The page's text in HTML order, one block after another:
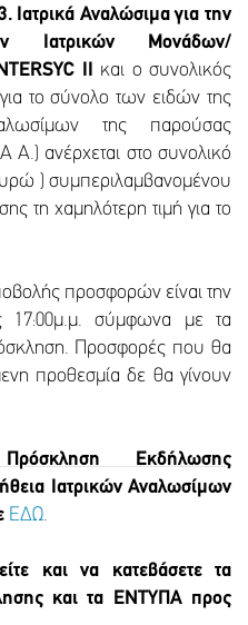
Ιατρικά Αναλώσιμα για την
Ιατρικών Μονάδων/
II και ο συνολικός
το σύνολο των ειδών της
της παρούσας
ανέρχεται στο συνολικό
) συμπεριλαμβανομένου
τη χαμηλότερη τιμή για το
προσφορών είναι την
17:00μ.μ. σύμφωνα με τα
Προσφορές που θα
προθεσμία δε θα γίνουν
Εκδήλωσης
Ιατρικών Αναλωσίμων
ΕΔΩ.
και να κατεβάσετε τα
και τα ΕΝΤΥΠΑ προς